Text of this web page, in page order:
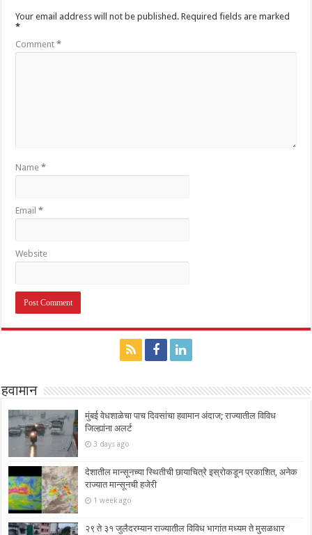
Your email address will not be published. Required fields are marked
*
Comment*
Name*
Email*
Website
हवामान
मुंबई वेधशाळेचा पाच दिवसांचा हवामान अंदाज; राज्यातील विविध
जिल्ह्यांना अलर्ट
3 days ago
देशातील मान्सूनच्या स्थितीची छायाचित्रे इस्रोकडून प्रकाशित, अनेक
राज्यात मान्सूनची हजेरी
1 week ago
२९ ते ३१ जुलैदरम्यान राज्यातील विविध भागांत मध्यम ते मुसळधार